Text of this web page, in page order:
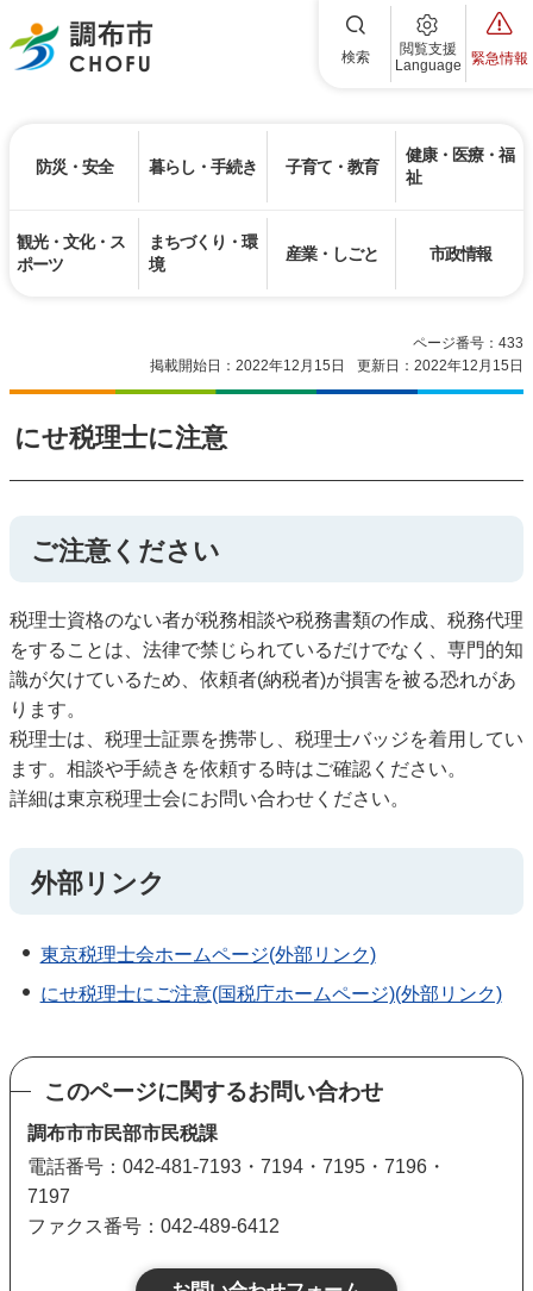
調布市 検索
閲覧支援
Language
緊急情報
防災・安全 暮らし・手続き 子育て・教育
健康・医療・福
祉
観光・文化・ス
ポーツ
まちづくり・環
境
産業・しごと 市政情報
ページ番号：433
掲載開始日：2022年12月15日
更新日：2022年12月15日
にせ税理士に注意
ご注意ください
税理士資格のない者が税務相談や税務書類の作成、税務代理
をすることは、法律で禁じられているだけでなく、専門的知
識が欠けているため、依頼者(納税者)が損害を被る恐れがあ
ります。
税理士は、税理士証票を携帯し、税理士バッジを着用してい
ます。相談や手続きを依頼する時はご確認ください。
詳細は東京税理士会にお問い合わせください。
外部リンク
東京税理士会ホームページ(外部リンク)
にせ税理士にご注意(国税庁ホームページ)(外部リンク)
このページに関するお問い合わせ
調布市市民部市民税課
電話番号：042-481-7193・7194・7195・7196・
7197
ファクス番号：042-489-6412